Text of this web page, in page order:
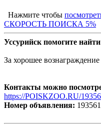
Нажмите чтобы
СКОРОСТЬ ПОИСКА 5%
Уссурийск помогите
За хорошее вознаграждение
Контакты можно
https://POISKZOO.RU/
Номер объявления: 193561